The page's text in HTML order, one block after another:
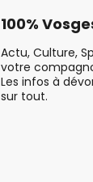
100%
Actu, Culture,
votre
Les infos à
sur tout.